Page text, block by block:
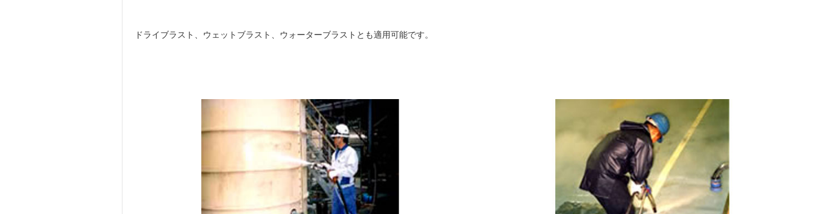
ドライブラスト、ウェットブラスト、ウォーターブラストとも適用可能です。